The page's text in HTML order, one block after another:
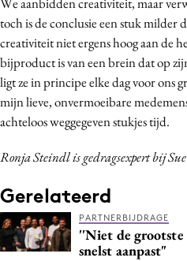
toch is de conclusie een stuk milder
creativiteit niet ergens hoog aan de
bijproduct is van een brein dat op
ligt ze in principe elke dag voor ons
mijn lieve, onvermoeibare
achteloos weggegeven stukjes tijd.
Ronja Steindl is gedragsexpert bij
Gerelateerd
PARTNERBIJDRAGE
''Niet de
snelst aanpast"